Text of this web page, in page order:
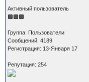
Активный пользователь
Группа: Пользователи
Сообщений: 4189
Регистрация: 13-Января 17
Репутация: 254